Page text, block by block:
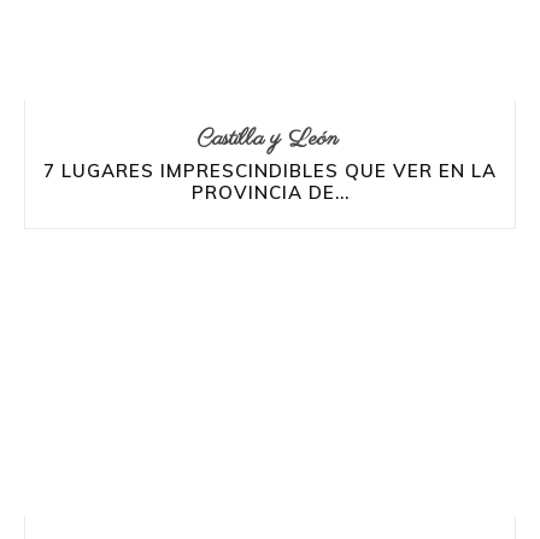
Castilla y León
7 LUGARES IMPRESCINDIBLES QUE VER EN LA
PROVINCIA DE...